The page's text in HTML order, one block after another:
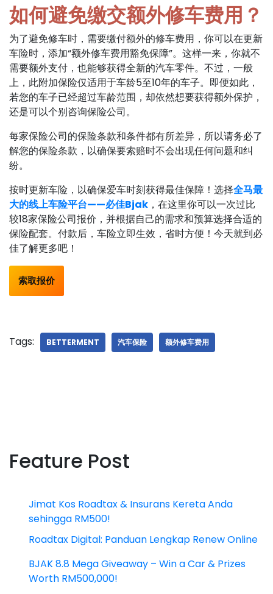
如何避免缴交额外修车费用？
为了避免修车时，需要缴付额外的修车费用，你可以在更新
车险时，添加“额外修车费用豁免保障”。这样一来，你就不
需要额外支付，也能够获得全新的汽车零件。不过，一般
上，此附加保险仅适用于车龄5至10年的车子。即便如此，
若您的车子已经超过车龄范围，却依然想要获得额外保护，
还是可以个别咨询保险公司。
每家保险公司的保险条款和条件都有所差异，所以请务必了
解您的保险条款，以确保要索赔时不会出现任何问题和纠
纷。
按时更新车险，以确保爱车时刻获得最佳保障！选择全马最
大的线上车险平台——必佳Bjak ，在这里你可以一次过比
较18家保险公司报价，并根据自己的需求和预算选择合适的
保险配套。付款后，车险立即生效，省时方便！今天就到必
佳了解更多吧！
索取报价
Tags: BETTERMENT 汽车保险 额外修车费用
Feature Post
Jimat Kos Roadtax & Insurans Kereta Anda
sehingga RM500!
Roadtax Digital: Panduan Lengkap Renew Online
BJAK 8.8 Mega Giveaway – Win a Car & Prizes
Worth RM500,000!